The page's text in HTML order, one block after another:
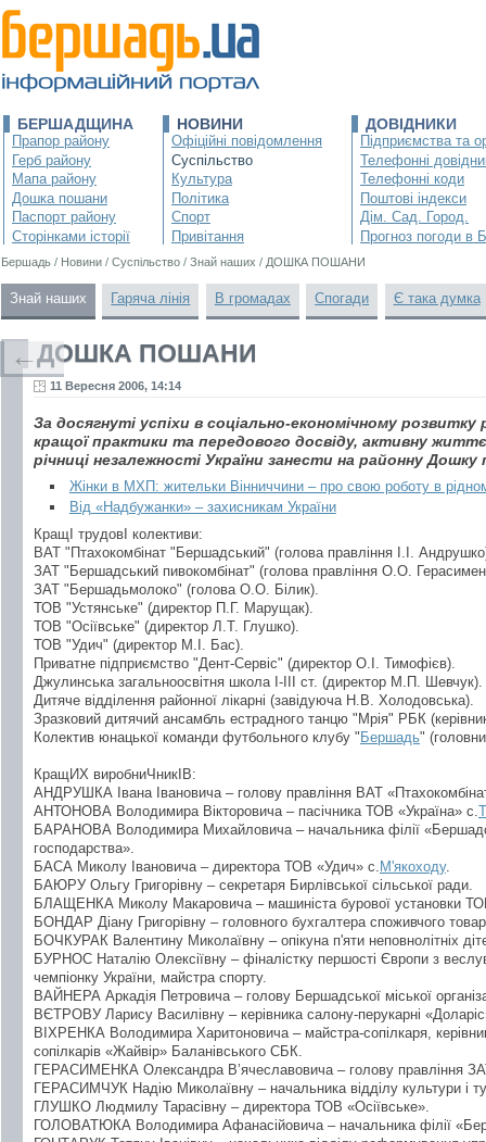
БЕРШАДЩИНА
Прапор району
Герб району
Мапа району
Дошка пошани
Паспорт району
Сторінками історії
НОВИНИ
Офіційні повідомлення
Суспільство
Культура
Політика
Спорт
Привітання
ДОВІДНИКИ
Підприємства та
Телефонні
Телефонні коди
Поштові індекси
Дім. Сад. Город.
Прогноз погоди в
Бершадь / Новини / Суспільство / Знай наших / ДОШКА ПОШАНИ
Знай наших Гаряча лінія В громадах Спогади Є така думка
ДОШКА ПОШАНИ
11 Вересня 2006, 14:14
За досягнуті успіхи в соціально-економічному
кращої практики та передового досвіду, активну
річниці незалежності України занести на районну
Жінки в МХП: жительки Вінниччини – про свою роботу в
Від «Надбужанки» – захисникам України
КращІ трудовІ колективи:
ВАТ "Птахокомбінат "Бершадський" (голова правління І.І.
ЗАТ "Бершадський пивокомбінат" (голова правління О.О.
ЗАТ "Бершадьмолоко" (голова О.О. Білик).
ТОВ "Устянське" (директор П.Г. Марущак).
ТОВ "Осіївське" (директор Л.Т. Глушко).
ТОВ "Удич" (директор М.І. Бас).
Приватне підприємство "Дент-Сервіс" (директор О.І. Тимофієв).
Джулинська загальноосвітня школа І-ІІІ ст. (директор М.П. Шевчук).
Дитяче відділення районної лікарні (завідуюча Н.В. Холодовська).
Зразковий дитячий ансамбль естрадного танцю "Мрія" РБК
Колектив юнацької команди футбольного клубу "Бершадь"
КращИХ виробниЧникІВ:
АНДРУШКА Івана Івановича – голову правління ВАТ
АНТОНОВА Володимира Вікторовича – пасічника ТОВ «Україна» с.
БАРАНОВА Володимира Михайловича – начальника філії
господарства».
БАСА Миколу Івановича – директора ТОВ «Удич» с. М'якоходу.
БАЮРУ Ольгу Григорівну – секретаря Бирлівської сільської ради.
БЛАЩЕНКА Миколу Макаровича – машиніста бурової установки
БОНДАР Діану Григорівну – головного бухгалтера споживчого
БОЧКУРАК Валентину Миколаївну – опікуна п'яти неповнолітніх
БУРНОС Наталію Олексіївну – фіналістку першості Європи з
чемпіонку України, майстра спорту.
ВАЙНЕРА Аркадія Петровича – голову Бершадської міської
ВЄТРОВУ Ларису Василівну – керівника салону-перукарні
ВІХРЕНКА Володимира Харитоновича – майстра-сопілкаря,
сопілкарів «Жайвір» Баланівського СБК.
ГЕРАСИМЕНКА Олександра В’ячеславовича – голову правління
ГЕРАСИМЧУК Надію Миколаївну – начальника відділу культури і
ГЛУШКО Людмилу Тарасівну – директора ТОВ «Осіївське».
ГОЛОВАТЮКА Володимира Афанасійовича – начальника філії
←